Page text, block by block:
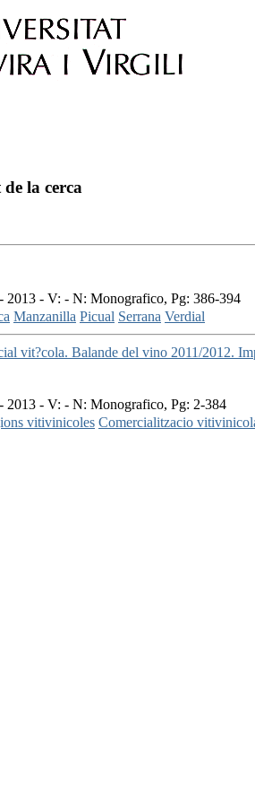
la cerca
2013 - V: - N: Monografico, Pg: 386-394
Manzanilla Picual Serrana Verdial
vit?cola. Balande del vino 2011/2012.
2013 - V: - N: Monografico, Pg: 2-384
vitivinicoles Comercialitzacio